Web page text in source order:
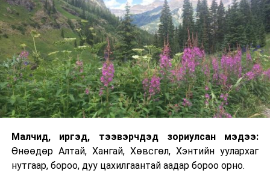
Малчид, иргэд, тээвэрчдэд зориулсан мэдээ:
Өнөөдөр Алтай, Хангай, Хөвсгөл, Хэнтийн уулархаг
нутгаар, бороо, дуу цахилгаантай аадар бороо орно.